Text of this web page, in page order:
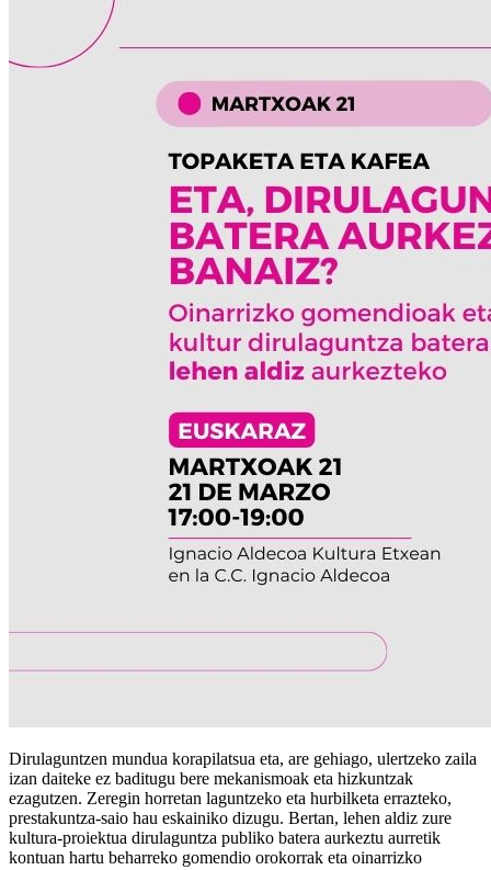
Dirulaguntzen mundua korapilatsua eta, are gehiago, ulertzeko zaila
izan daiteke ez baditugu bere mekanismoak eta hizkuntzak
ezagutzen. Zeregin horretan laguntzeko eta hurbilketa errazteko,
prestakuntza-saio hau eskainiko dizugu. Bertan, lehen aldiz zure
kultura-proiektua dirulaguntza publiko batera aurkeztu aurretik
kontuan hartu beharreko gomendio orokorrak eta oinarrizko